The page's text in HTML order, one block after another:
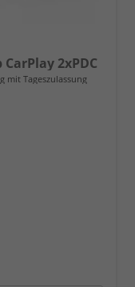
2xPDC
mit Tageszulassung